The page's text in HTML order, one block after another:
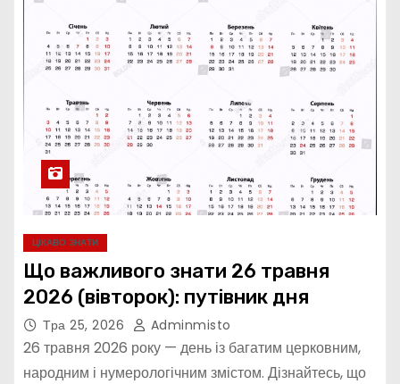
ЦІКАВО ЗНАТИ
Що важливого знати 26 травня
2026 (вівторок): путівник дня
Тра 25, 2026 Adminmisto
26 травня 2026 року — день із багатим церковним,
народним і нумерологічним змістом. Дізнайтесь, що